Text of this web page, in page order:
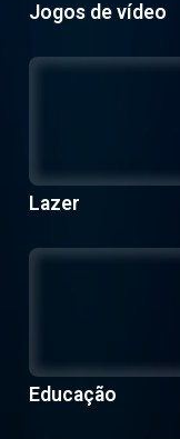
Jogos de vídeo
Lazer
Educação